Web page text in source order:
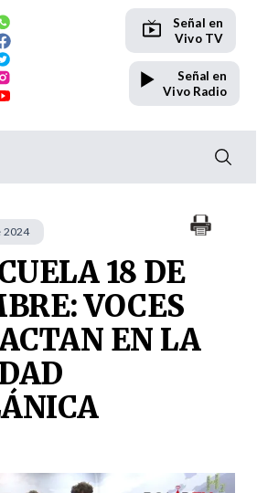
Señal en
Vivo TV
Señal en
Vivo Radio
18 DE
VOCES
EN LA
2024